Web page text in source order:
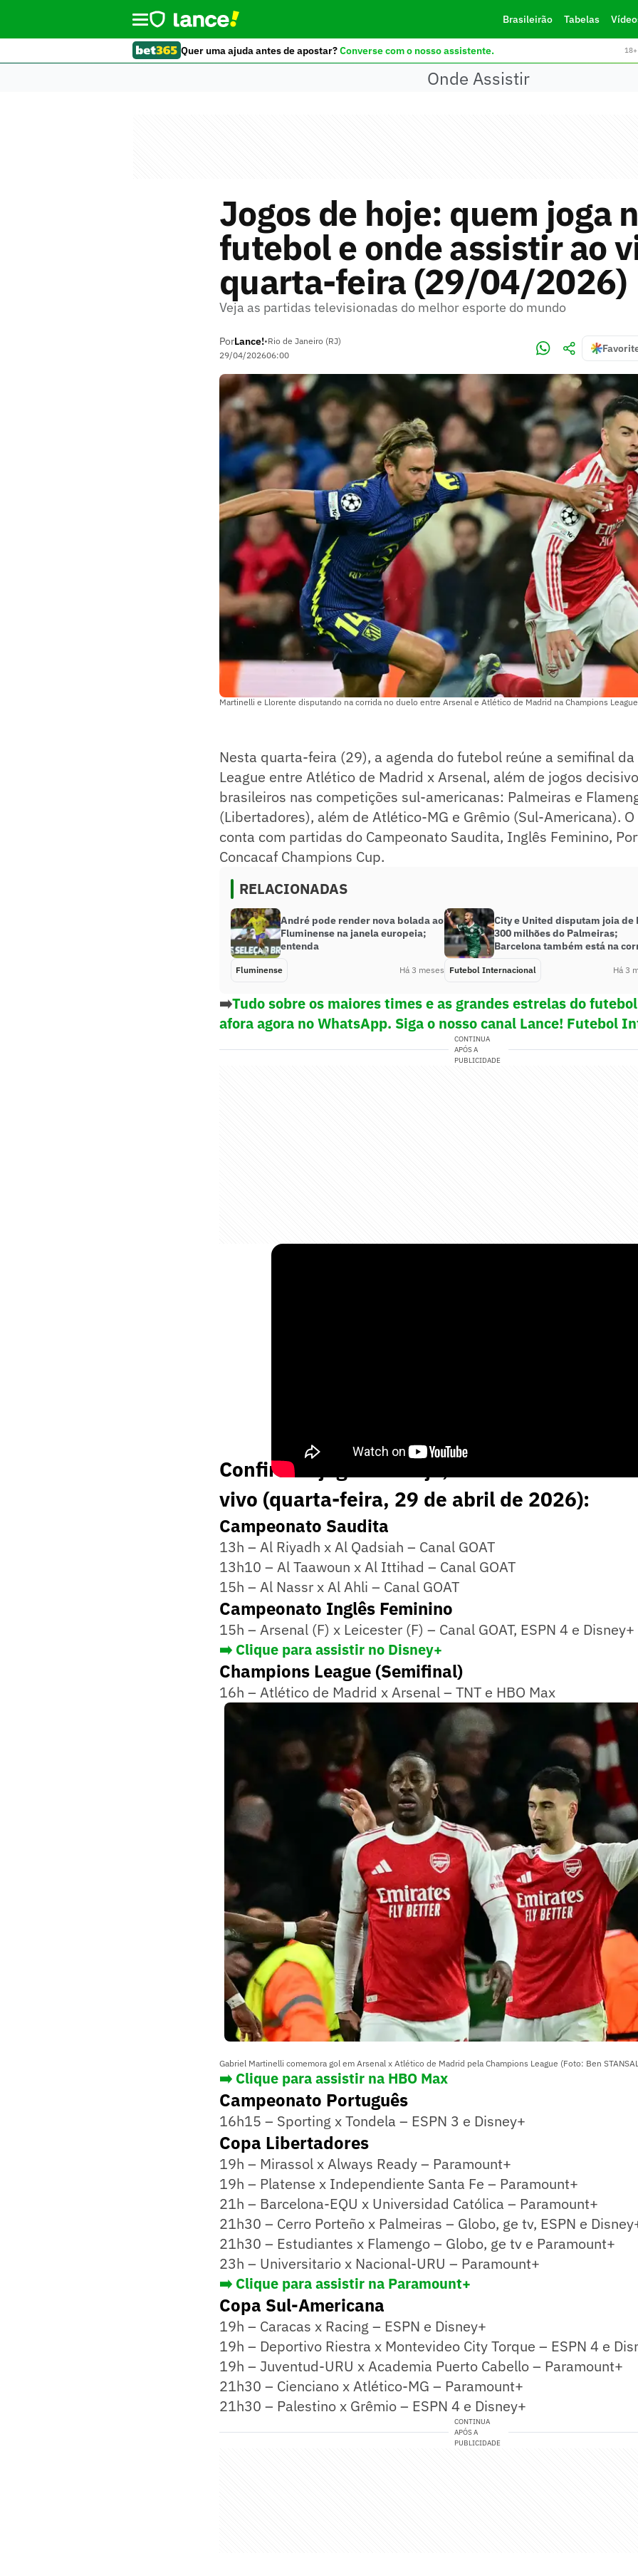
Brasileirão Tabelas
Quer uma ajuda antes de apostar?Converse com o nosso assistente.
Onde Assistir
Jogos de hoje: quem joga
futebol e onde assistir ao
quarta-feira (29/04/2026)
Veja as partidas televisionadas do melhor esporte do mundo
PorLance!•Rio de Janeiro (RJ)
29/04/202606:00
Martinelli e Llorente disputando na corrida no duelo entre Arsenal e Atlético de Madrid na Champions
Nesta quarta-feira (29), a agenda do futebol reúne a semifinal da
League entre Atlético de Madrid x Arsenal, além de jogos
brasileiros nas competições sul-americanas: Palmeiras e
(Libertadores), além de Atlético-MG e Grêmio (Sul-Americana).
conta com partidas do Campeonato Saudita, Inglês Feminino,
Concacaf Champions Cup.
RELACIONADAS
André pode render nova bolada ao
Fluminense na janela europeia;
entenda
Fluminense Há 3 meses
City e United disputam joia de
300 milhões do Palmeiras;
Barcelona também está na
Futebol Internacional Há 3
➡️Tudo sobre os maiores times e as grandes estrelas do
afora agora no WhatsApp. Siga o nosso canal Lance! Futebol
CONTINUA
APÓS A
PUBLICIDADE
Confira os jogos de hoje, horários e onde
vivo (quarta-feira, 29 de abril de 2026):
Campeonato Saudita
13h – Al Riyadh x Al Qadsiah – Canal GOAT
13h10 – Al Taawoun x Al Ittihad – Canal GOAT
15h – Al Nassr x Al Ahli – Canal GOAT
Campeonato Inglês Feminino
15h – Arsenal (F) x Leicester (F) – Canal GOAT, ESPN 4 e Disney+
➡️ Clique para assistir no Disney+
Champions League (Semifinal)
16h – Atlético de Madrid x Arsenal – TNT e HBO Max
Gabriel Martinelli comemora gol em Arsenal x Atlético de Madrid pela Champions League (Foto: Ben
➡️ Clique para assistir na HBO Max
Campeonato Português
16h15 – Sporting x Tondela – ESPN 3 e Disney+
Copa Libertadores
19h – Mirassol x Always Ready – Paramount+
19h – Platense x Independiente Santa Fe – Paramount+
21h – Barcelona-EQU x Universidad Católica – Paramount+
21h30 – Cerro Porteño x Palmeiras – Globo, ge tv, ESPN e
21h30 – Estudiantes x Flamengo – Globo, ge tv e Paramount+
23h – Universitario x Nacional-URU – Paramount+
➡️ Clique para assistir na Paramount+
Copa Sul-Americana
19h – Caracas x Racing – ESPN e Disney+
19h – Deportivo Riestra x Montevideo City Torque – ESPN 4 e
19h – Juventud-URU x Academia Puerto Cabello – Paramount+
21h30 – Cienciano x Atlético-MG – Paramount+
21h30 – Palestino x Grêmio – ESPN 4 e Disney+
CONTINUA
APÓS A
PUBLICIDADE